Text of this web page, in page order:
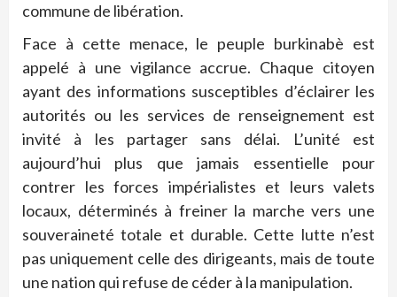
commune de libération.
Face à cette menace, le peuple burkinabè est
appelé à une vigilance accrue. Chaque citoyen
ayant des informations susceptibles d’éclairer les
autorités ou les services de renseignement est
invité à les partager sans délai. L’unité est
aujourd’hui plus que jamais essentielle pour
contrer les forces impérialistes et leurs valets
locaux, déterminés à freiner la marche vers une
souveraineté totale et durable. Cette lutte n’est
pas uniquement celle des dirigeants, mais de toute
une nation qui refuse de céder à la manipulation.